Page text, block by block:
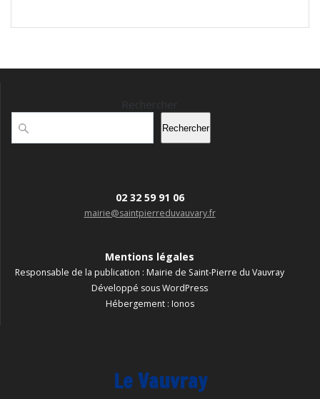
Rechercher
02 32 59 91 06
mairie@saintpierreduvauvary.fr
Mentions légales
Responsable de la publication : Mairie de Saint-Pierre du Vauvray
Développé sous WordPress
Hébergement : Ionos
Le Vauvray